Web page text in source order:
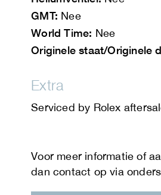
GMT: Nee
World Time: Nee
Originele staat/Originele
Extra
Serviced by Rolex